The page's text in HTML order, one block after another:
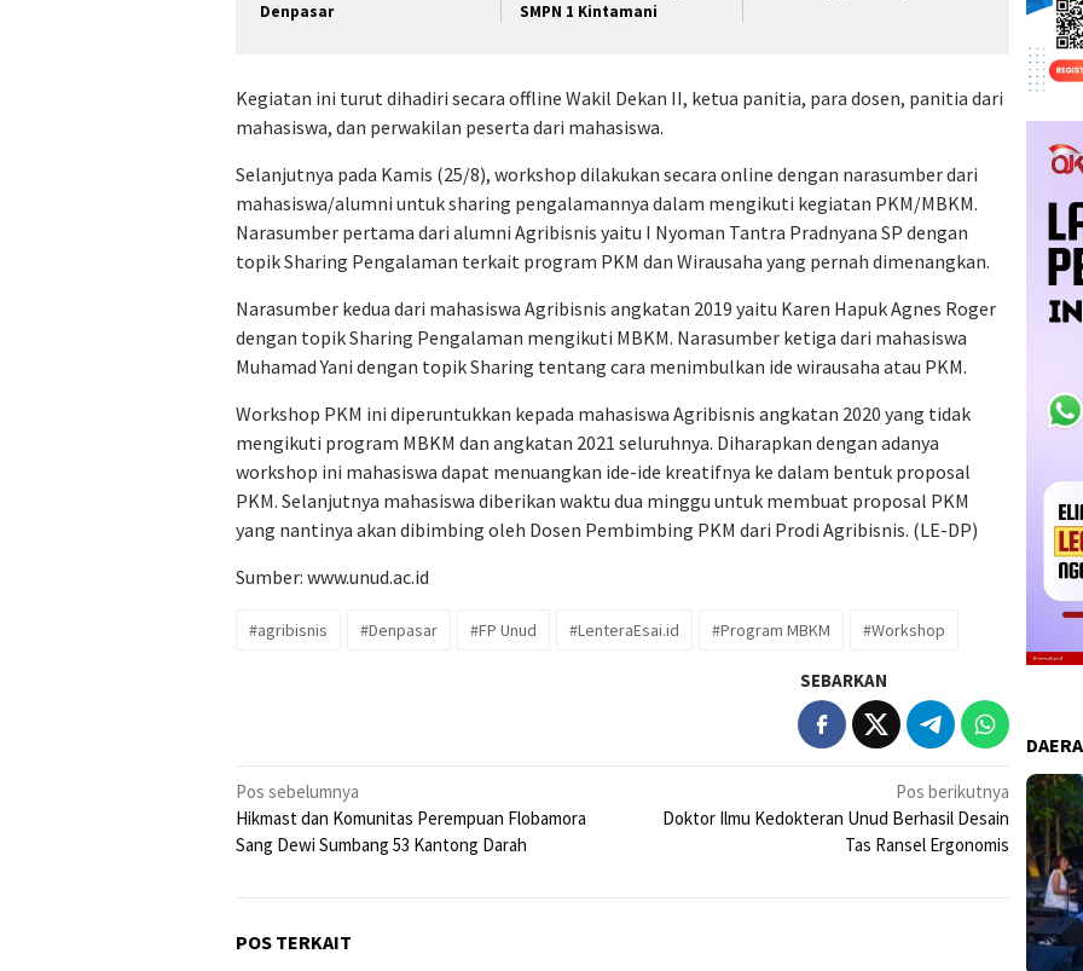
Denpasar
SMPN 1 Kintamani
Kegiatan ini turut dihadiri secara offline Wakil Dekan II, ketua panitia, para dosen, panitia dari
mahasiswa, dan perwakilan peserta dari mahasiswa.
Selanjutnya pada Kamis (25/8), workshop dilakukan secara online dengan narasumber dari
mahasiswa/alumni untuk sharing pengalamannya dalam mengikuti kegiatan PKM/MBKM.
Narasumber pertama dari alumni Agribisnis yaitu I Nyoman Tantra Pradnyana SP dengan
topik Sharing Pengalaman terkait program PKM dan Wirausaha yang pernah dimenangkan.
Narasumber kedua dari mahasiswa Agribisnis angkatan 2019 yaitu Karen Hapuk Agnes Roger
dengan topik Sharing Pengalaman mengikuti MBKM. Narasumber ketiga dari mahasiswa
Muhamad Yani dengan topik Sharing tentang cara menimbulkan ide wirausaha atau PKM.
Workshop PKM ini diperuntukkan kepada mahasiswa Agribisnis angkatan 2020 yang tidak
mengikuti program MBKM dan angkatan 2021 seluruhnya. Diharapkan dengan adanya
workshop ini mahasiswa dapat menuangkan ide-ide kreatifnya ke dalam bentuk proposal
PKM. Selanjutnya mahasiswa diberikan waktu dua minggu untuk membuat proposal PKM
yang nantinya akan dibimbing oleh Dosen Pembimbing PKM dari Prodi Agribisnis. (LE-DP)
Sumber: www.unud.ac.id
#agribisnis #Denpasar #FP Unud #LenteraEsai.id #Program MBKM #Workshop
SEBARKAN
Navigasi
pos
Pos sebelumnya
Hikmast dan Komunitas Perempuan Flobamora
Sang Dewi Sumbang 53 Kantong Darah
Pos berikutnya
Doktor Ilmu Kedokteran Unud Berhasil Desain
Tas Ransel Ergonomis
POS TERKAIT